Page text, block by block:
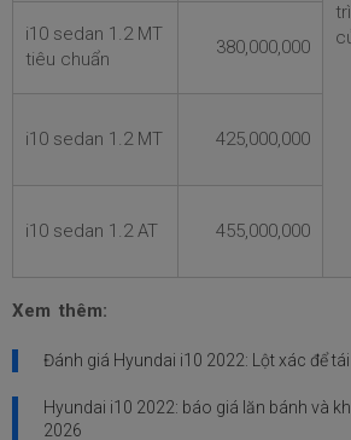
i10 sedan 1.2 MT
tiêu chuẩn
380,000,000
i10 sedan 1.2 MT 425,000,000
i10 sedan 1.2 AT 455,000,000
Xem thêm:
Đánh giá Hyundai i10 2022: Lột xác để
Hyundai i10 2022: báo giá lăn bánh và
2026